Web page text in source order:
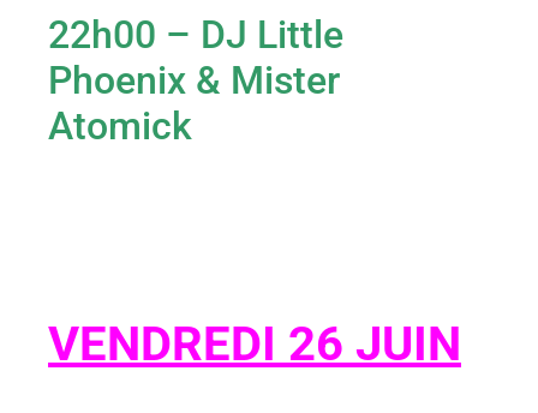
22h00 – DJ Little
Phoenix & Mister
Atomick
VENDREDI 26 JUIN